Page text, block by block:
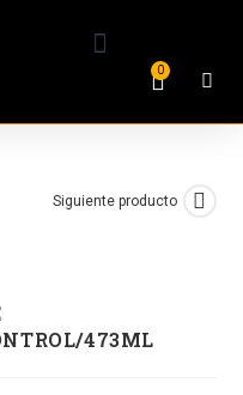
0
Siguiente producto
473ML